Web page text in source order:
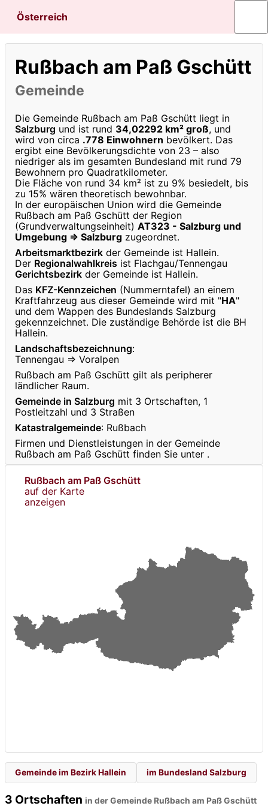
Österreich
Rußbach am Paß Gschütt
Gemeinde
Die Gemeinde Rußbach am Paß Gschütt liegt in
Salzburg und ist rund 34,02292 km² groß, und
wird von circa .778 Einwohnern bevölkert. Das
ergibt eine Bevölkerungsdichte von 23 – also
niedriger als im gesamten Bundesland mit rund 79
Bewohnern pro Quadratkilometer.
Die Fläche von rund 34 km² ist zu 9% besiedelt, bis
zu 15% wären theoretisch bewohnbar.
In der europäischen Union wird die Gemeinde
Rußbach am Paß Gschütt der Region
(Grundverwaltungseinheit) AT323 - Salzburg und
Umgebung ⇒ Salzburg zugeordnet.
Arbeitsmarktbezirk der Gemeinde ist Hallein.
Der Regionalwahlkreis ist Flachgau/Tennengau
Gerichtsbezirk der Gemeinde ist Hallein.
Das KFZ-Kennzeichen (Nummerntafel) an einem
Kraftfahrzeug aus dieser Gemeinde wird mit "HA"
und dem Wappen des Bundeslands Salzburg
gekennzeichnet. Die zuständige Behörde ist die BH
Hallein.
Landschaftsbezeichnung:
Tennengau ⇒ Voralpen
Rußbach am Paß Gschütt gilt als peripherer
ländlicher Raum.
Gemeinde in Salzburg mit 3 Ortschaften, 1
Postleitzahl und 3 Straßen
Katastralgemeinde: Rußbach
Firmen und Dienstleistungen in der Gemeinde
Rußbach am Paß Gschütt finden Sie unter .
Rußbach am Paß Gschütt
auf der Karte
anzeigen
Gemeinde im Bezirk Hallein im Bundesland Salzburg
3 Ortschaften in der Gemeinde Rußbach am Paß Gschütt